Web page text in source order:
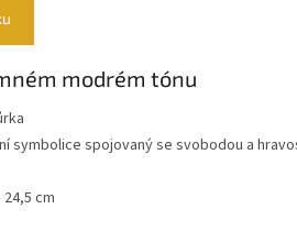
modrém tónu
symbolice spojovaný se svobodou a
cm